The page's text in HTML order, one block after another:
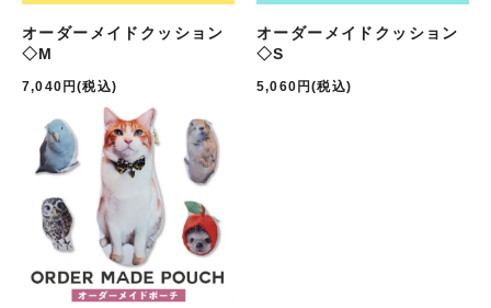
オーダーメイドクッション
◇M
7,040円(税込)
オーダーメイドクッション
◇S
5,060円(税込)